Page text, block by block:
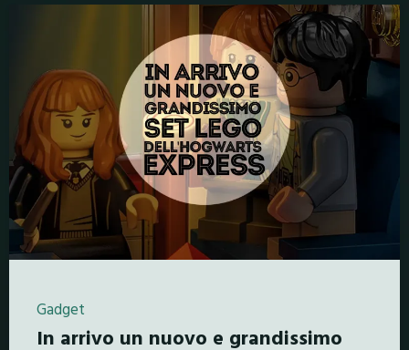
Gadget
In arrivo un nuovo e grandissimo